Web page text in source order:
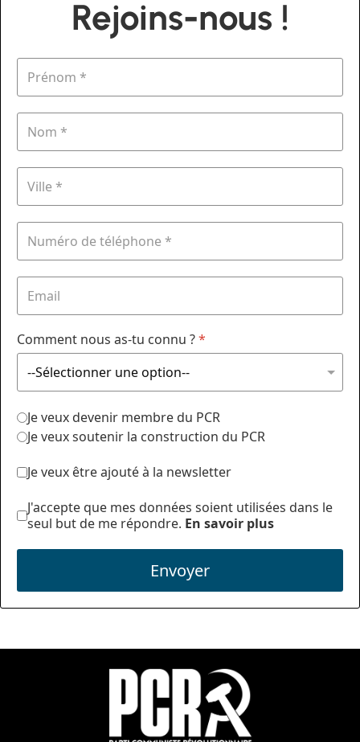
Rejoins-nous !
Comment nous as-tu connu ?*
Je veux devenir membre du PCR
Je veux soutenir la construction du PCR
Je veux être ajouté à la newsletter
J'accepte que mes données soient utilisées dans le
seul but de me répondre. En savoir plus
Envoyer